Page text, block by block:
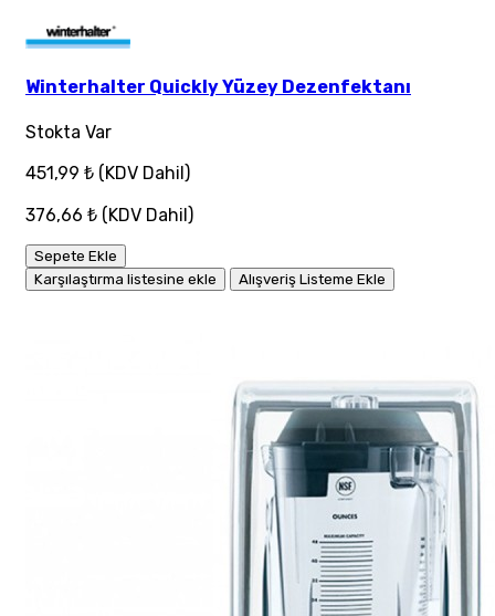
Winterhalter Quickly Yüzey Dezenfektanı
Stokta Var
451,99 ₺ (KDV Dahil)
376,66 ₺ (KDV Dahil)
Sepete Ekle
Karşılaştırma listesine ekle
Alışveriş Listeme Ekle